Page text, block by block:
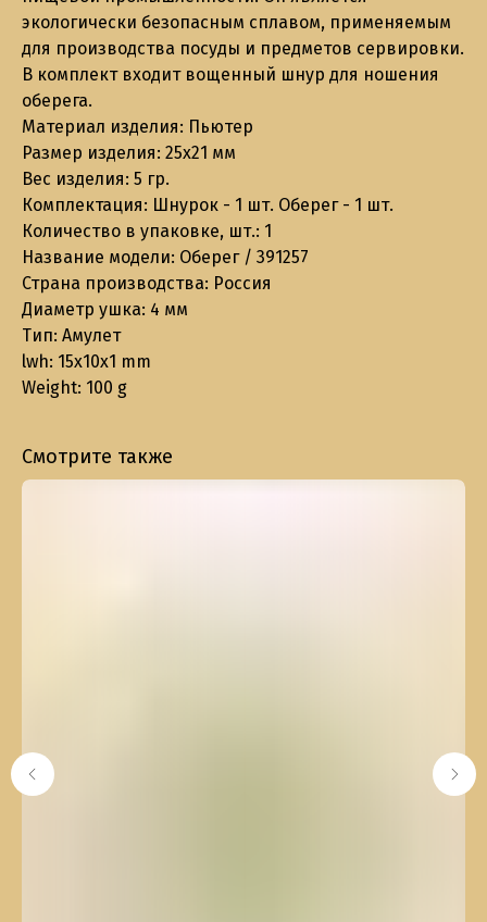
экологически безопасным сплавом, применяемым
для производства посуды и предметов сервировки.
В комплект входит вощенный шнур для ношения
оберега.
Материал изделия: Пьютер
Размер изделия: 25х21 мм
Вес изделия: 5 гр.
Комплектация: Шнурок - 1 шт. Оберег - 1 шт.
Количество в упаковке, шт.: 1
Название модели: Оберег / 391257
Страна производства: Россия
Диаметр ушка: 4 мм
Тип: Амулет
lwh: 15x10x1 mm
Weight: 100 g
Смотрите также